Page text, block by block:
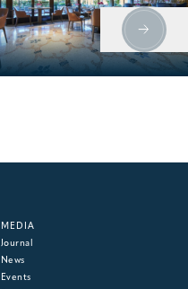
MEDIA
Journal
News
Events